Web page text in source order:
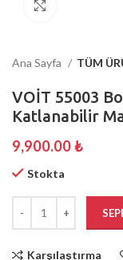
Ana Sayfa TÜM
VOİT 55003
Katlanabilir
9,900.00₺
Stokta
Karşılaştırma